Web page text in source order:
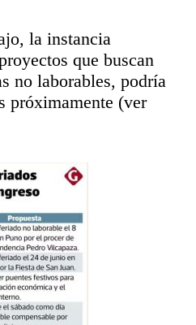
la instancia
que buscan
no laborables, podría
próximamente (ver